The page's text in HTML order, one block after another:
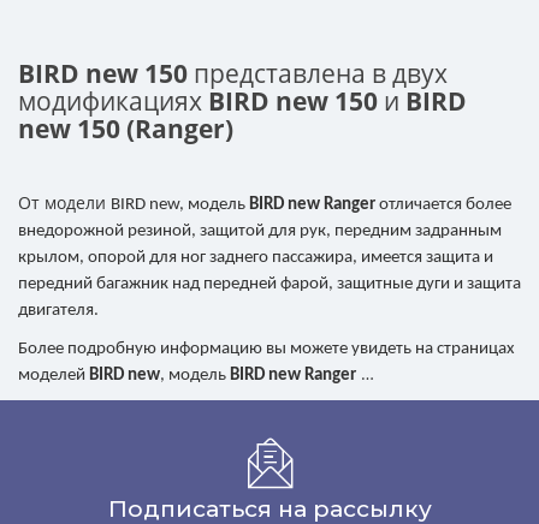
BIRD new 150 представлена в двух
модификациях BIRD new 150 и BIRD
new 150 (Ranger)
От модели BIRD new, модель BIRD new Rаnger отличается более
внедорожной резиной, защитой для рук, передним задранным
крылом, опорой для ног заднего пассажира, имеется защита и
передний багажник над передней фарой, защитные дуги и защита
двигателя.
Более подробную информацию вы можете увидеть на страницах
моделей BIRD new, модель BIRD new Rаnger …
Подписаться на рассылку